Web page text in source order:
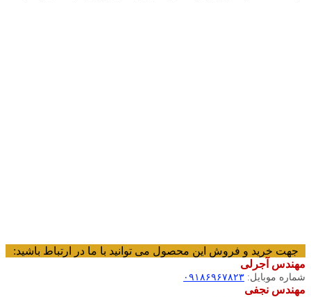
جهت خرید و فروش این محصول می توانید با ما در ارتباط باشید:
مهندس آجرلی
شماره موبایل: ۰۹۱۸۶۹۶۷۸۲۳
مهندس نجفی